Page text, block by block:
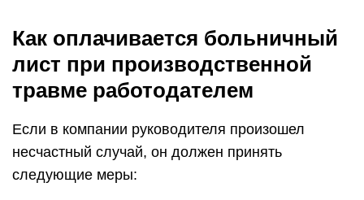
Как оплачивается больничный
лист при производственной
травме работодателем
Если в компании руководителя произошел
несчастный случай, он должен принять
следующие меры: